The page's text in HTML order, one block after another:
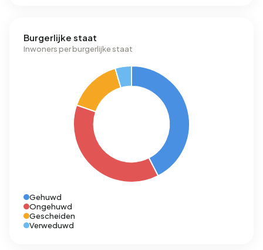
Burgerlijke staat
Inwoners per burgerlijke staat
Gehuwd
Ongehuwd
Gescheiden
Verweduwd